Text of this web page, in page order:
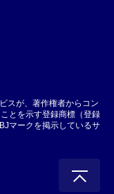
スが、著作権者からコン
とを示す登録商標（登録
マークを掲示しているサ